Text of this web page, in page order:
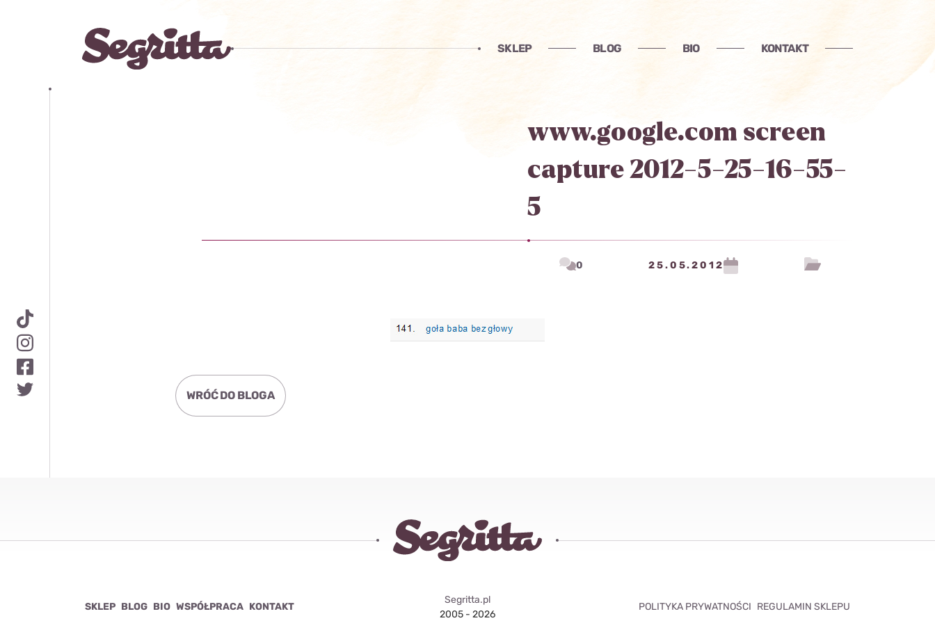
SKLEP BLOG BIO KONTAKT
www.google.com screen
capture 2012-5-25-16-55-
5
0 25.05.2012
WRÓĆ DO BLOGA
SKLEP BLOG BIO WSPÓŁPRACA KONTAKT
Segritta.pl
2005 - 2026
POLITYKA PRYWATNOŚCI REGULAMIN SKLEPU